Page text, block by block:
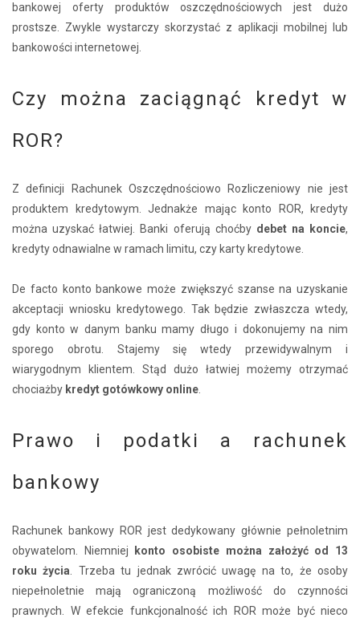
bankowej oferty produktów oszczędnościowych jest dużo
prostsze. Zwykle wystarczy skorzystać z aplikacji mobilnej lub
bankowości internetowej.
Czy można zaciągnąć kredyt w
ROR?
Z definicji Rachunek Oszczędnościowo Rozliczeniowy nie jest
produktem kredytowym. Jednakże mając konto ROR, kredyty
można uzyskać łatwiej. Banki oferują choćby debet na koncie,
kredyty odnawialne w ramach limitu, czy karty kredytowe.
De facto konto bankowe może zwiększyć szanse na uzyskanie
akceptacji wniosku kredytowego. Tak będzie zwłaszcza wtedy,
gdy konto w danym banku mamy długo i dokonujemy na nim
sporego obrotu. Stajemy się wtedy przewidywalnym i
wiarygodnym klientem. Stąd dużo łatwiej możemy otrzymać
chociażby kredyt gotówkowy online
Prawo i podatki a rachunek
bankowy
Rachunek bankowy ROR jest dedykowany głównie pełnoletnim
obywatelom. Niemniej konto osobiste można założyć od 13
roku życia . Trzeba tu jednak zwrócić uwagę na to, że osoby
niepełnoletnie mają ograniczoną możliwość do czynności
prawnych. W efekcie funkcjonalność ich ROR może być nieco